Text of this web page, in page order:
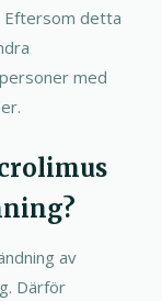
Eftersom detta
med
av
Därför